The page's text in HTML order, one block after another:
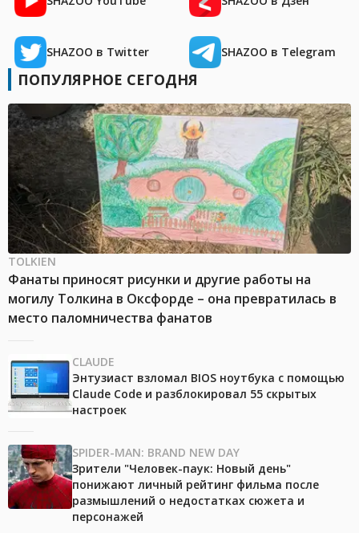
SHAZOO в Twitter SHAZOO в Telegram
ПОПУЛЯРНОЕ СЕГОДНЯ
TOLKIEN
Фанаты приносят рисунки и другие работы на
могилу Толкина в Оксфорде – она превратилась в
место паломничества фанатов
CLAUDE
Энтузиаст взломал BIOS ноутбука с помощью
Claude Code и разблокировал 55 скрытых
настроек
SPIDER-MAN: BRAND NEW DAY
Зрители "Человек-паук: Новый день"
понижают личный рейтинг фильма после
размышлений о недостатках сюжета и
персонажей